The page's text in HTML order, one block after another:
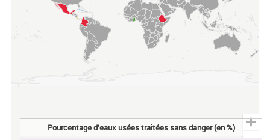
Pourcentage d’eaux usées traitées sans danger (en %)